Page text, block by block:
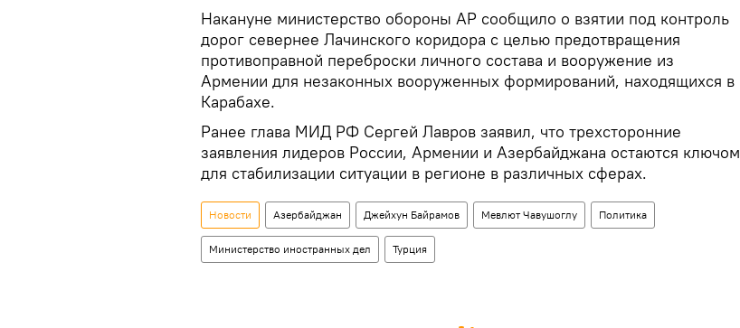
Накануне министерство обороны АР сообщило о взятии под контроль
дорог севернее Лачинского коридора с целью предотвращения
противоправной переброски личного состава и вооружение из
Армении для незаконных вооруженных формирований, находящихся в
Карабахе.
Ранее глава МИД РФ Сергей Лавров заявил, что трехсторонние
заявления лидеров России, Армении и Азербайджана остаются ключом
для стабилизации ситуации в регионе в различных сферах.
Новости Азербайджан Джейхун Байрамов Мевлют Чавушоглу Политика
Министерство иностранных дел Турция